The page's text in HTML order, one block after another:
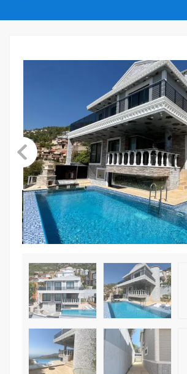
PROPRIÉTÉS PRÊTES À
IMMOBILIER À ALANYA